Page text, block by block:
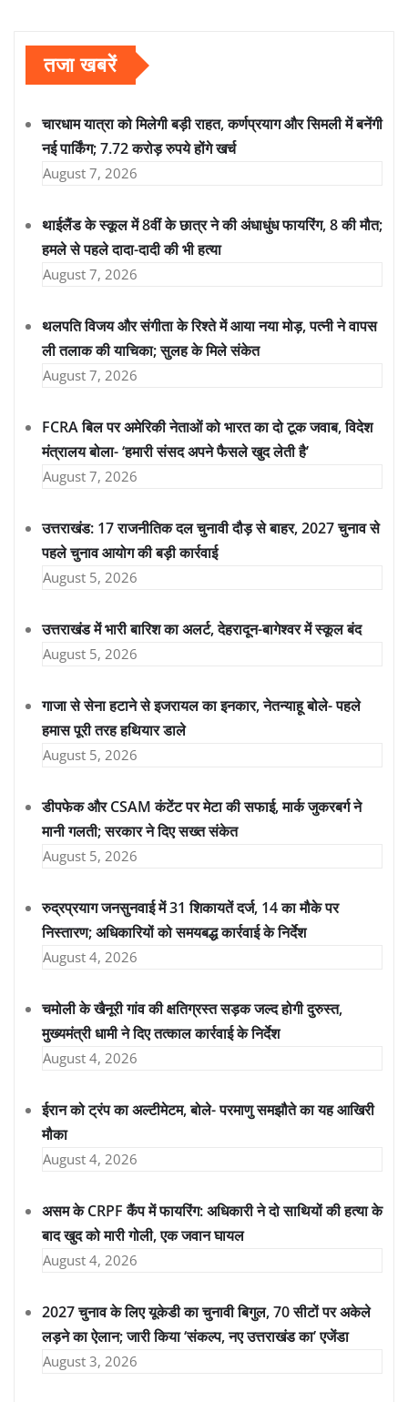
तजा खबरें
चारधाम यात्रा को मिलेगी बड़ी राहत, कर्णप्रयाग और सिमली में बनेंगी
नई पार्किंग; 7.72 करोड़ रुपये होंगे खर्च
August 7, 2026
थाईलैंड के स्कूल में 8वीं के छात्र ने की अंधाधुंध फायरिंग, 8 की मौत;
हमले से पहले दादा-दादी की भी हत्या
August 7, 2026
थलपति विजय और संगीता के रिश्ते में आया नया मोड़, पत्नी ने वापस
ली तलाक की याचिका; सुलह के मिले संकेत
August 7, 2026
FCRA बिल पर अमेरिकी नेताओं को भारत का दो टूक जवाब, विदेश
मंत्रालय बोला- ‘हमारी संसद अपने फैसले खुद लेती है’
August 7, 2026
उत्तराखंड: 17 राजनीतिक दल चुनावी दौड़ से बाहर, 2027 चुनाव से
पहले चुनाव आयोग की बड़ी कार्रवाई
August 5, 2026
उत्तराखंड में भारी बारिश का अलर्ट, देहरादून-बागेश्वर में स्कूल बंद
August 5, 2026
गाजा से सेना हटाने से इजरायल का इनकार, नेतन्याहू बोले- पहले
हमास पूरी तरह हथियार डाले
August 5, 2026
डीपफेक और CSAM कंटेंट पर मेटा की सफाई, मार्क जुकरबर्ग ने
मानी गलती; सरकार ने दिए सख्त संकेत
August 5, 2026
रुद्रप्रयाग जनसुनवाई में 31 शिकायतें दर्ज, 14 का मौके पर
निस्तारण; अधिकारियों को समयबद्ध कार्रवाई के निर्देश
August 4, 2026
चमोली के खैनूरी गांव की क्षतिग्रस्त सड़क जल्द होगी दुरुस्त,
मुख्यमंत्री धामी ने दिए तत्काल कार्रवाई के निर्देश
August 4, 2026
ईरान को ट्रंप का अल्टीमेटम, बोले- परमाणु समझौते का यह आखिरी
मौका
August 4, 2026
असम के CRPF कैंप में फायरिंग: अधिकारी ने दो साथियों की हत्या के
बाद खुद को मारी गोली, एक जवान घायल
August 4, 2026
2027 चुनाव के लिए यूकेडी का चुनावी बिगुल, 70 सीटों पर अकेले
लड़ने का ऐलान; जारी किया ‘संकल्प, नए उत्तराखंड का’ एजेंडा
August 3, 2026